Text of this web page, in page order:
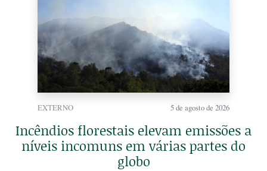
EXTERNO 5 de agosto de 2026
Incêndios florestais elevam emissões a
níveis incomuns em várias partes do
globo